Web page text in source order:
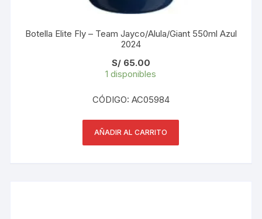
Botella Elite Fly – Team Jayco/Alula/Giant 550ml Azul
2024
S/65.00
1 disponibles
CÓDIGO: AC05984
AÑADIR AL CARRITO